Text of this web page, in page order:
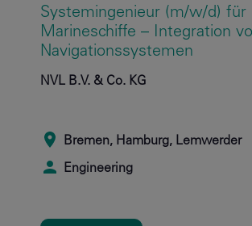
Systemingenieur (m/w/d) für
Marineschiffe – Integration
Navigationssystemen
NVL B.V. & Co. KG
Bremen, Hamburg, Lemwerder
Engineering